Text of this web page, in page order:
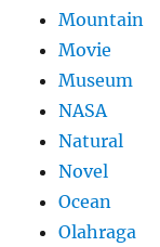
Mountain
Movie
Museum
NASA
Natural
Novel
Ocean
Olahraga